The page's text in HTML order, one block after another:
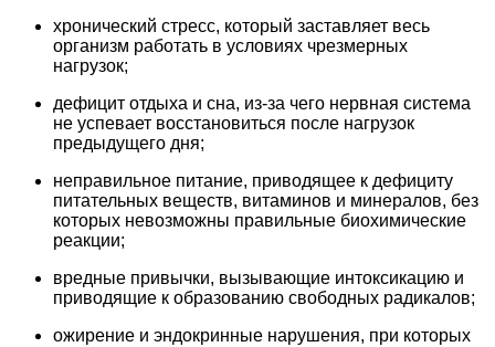
хронический стресс, который заставляет весь
организм работать в условиях чрезмерных
нагрузок;
дефицит отдыха и сна, из-за чего нервная система
не успевает восстановиться после нагрузок
предыдущего дня;
неправильное питание, приводящее к дефициту
питательных веществ, витаминов и минералов, без
которых невозможны правильные биохимические
реакции;
вредные привычки, вызывающие интоксикацию и
приводящие к образованию свободных радикалов;
ожирение и эндокринные нарушения, при которых